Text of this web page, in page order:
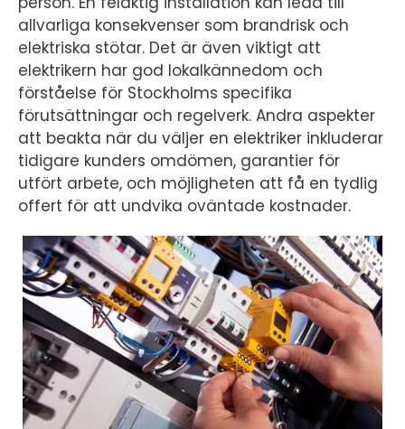
allvarliga konsekvenser som brandrisk och
elektriska stötar. Det är även viktigt att
elektrikern har god lokalkännedom och
förståelse för Stockholms specifika
förutsättningar och regelverk. Andra aspekter
att beakta när du väljer en elektriker inkluderar
tidigare kunders omdömen, garantier för
utfört arbete, och möjligheten att få en tydlig
offert för att undvika oväntade kostnader.